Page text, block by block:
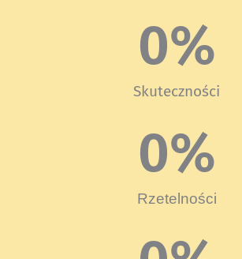
Skuteczności
0%
Rzetelności
0%